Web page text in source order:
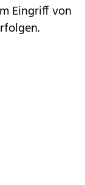
Eingriff von